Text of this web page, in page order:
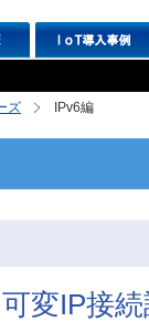
ズ IPv6編
変IP接